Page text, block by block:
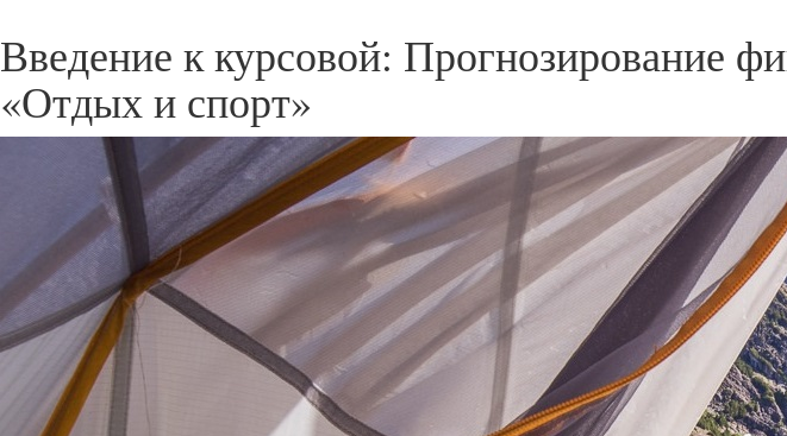
Введение к курсовой: Прогнозирование
«Отдых и спорт»